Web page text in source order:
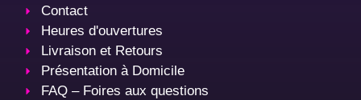
Contact
Heures d'ouvertures
Livraison et Retours
Présentation à Domicile
FAQ – Foires aux questions